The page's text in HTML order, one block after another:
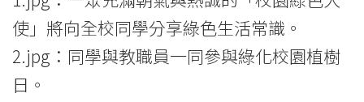
使」將向全校同學分享綠色生活常識。
2.jpg：同學與教職員一同參與綠化校園植樹
日。